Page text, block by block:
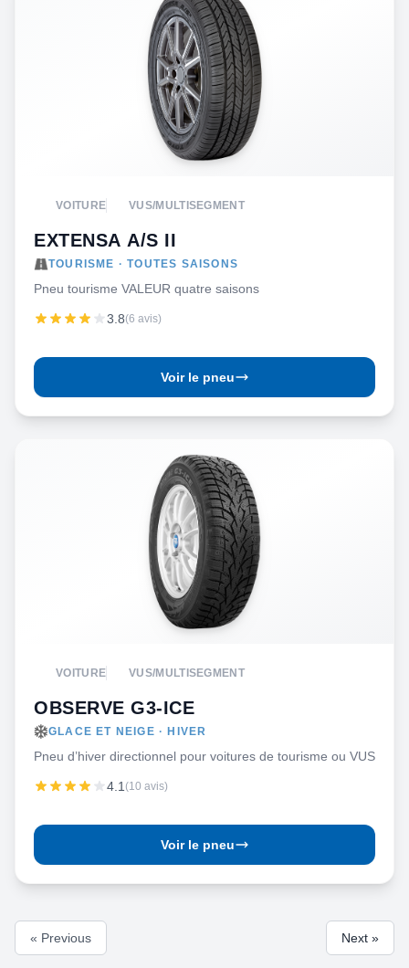
VOITURE VUS/MULTISEGMENT
EXTENSA A/S II
TOURISME · TOUTES SAISONS
Pneu tourisme VALEUR quatre saisons
3.8(6 avis)
Voir le pneu
VOITURE VUS/MULTISEGMENT
OBSERVE G3-ICE
GLACE ET NEIGE · HIVER
Pneu d’hiver directionnel pour voitures de tourisme ou VUS
4.1 (10 avis)
Voir le pneu
« Previous Next »